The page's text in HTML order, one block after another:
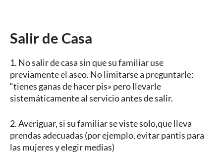
Salir de Casa
1. No salir de casa sin que su familiar use
previamente el aseo. No limitarse a preguntarle:
“tienes ganas de hacer pis» pero llevarle
sistemáticamente al servicio antes de salir.
2. Averiguar, si su familiar se viste solo,que lleva
prendas adecuadas (por ejemplo, evitar pantis para
las mujeres y elegir medias)